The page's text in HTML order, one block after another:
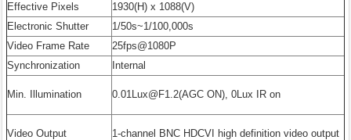
Effective Pixels
1930(H) x 1088(V)
Electronic Shutter
1/50s~1/100,000s
Video Frame Rate
25fps@1080P
Synchronization
Internal
Min. Illumination 0.01Lux@F1.2(AGC ON), 0Lux IR on
Video Output 1-channel BNC HDCVI high definition video output